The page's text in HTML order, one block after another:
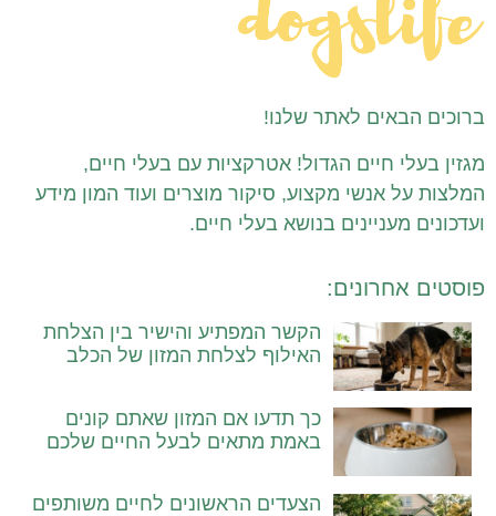
ברוכים הבאים לאתר שלנו!
מגזין בעלי חיים הגדול! אטרקציות עם בעלי חיים,
המלצות על אנשי מקצוע, סיקור מוצרים ועוד המון מידע
ועדכונים מעניינים בנושא בעלי חיים.
פוסטים אחרונים:
הקשר המפתיע והישיר בין הצלחת
האילוף לצלחת המזון של הכלב
כך תדעו אם המזון שאתם קונים
באמת מתאים לבעל החיים שלכם
הצעדים הראשונים לחיים משותפים